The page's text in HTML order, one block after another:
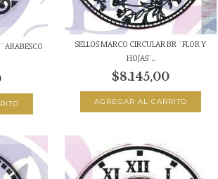
ARABESCO
SELLOS MARCO CIRCULAR BR ¨ FLOR Y
HOJAS¨...
$8.145,00